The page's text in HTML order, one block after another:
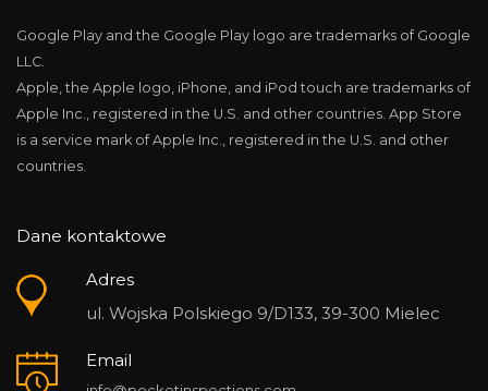
Google Play and the Google Play logo are trademarks of Google
LLC.
Apple, the Apple logo, iPhone, and iPod touch are trademarks of
Apple Inc., registered in the U.S. and other countries. App Store
is a service mark of Apple Inc., registered in the U.S. and other
countries.
Dane kontaktowe
Adres
ul. Wojska Polskiego 9/D133, 39-300 Mielec
Email